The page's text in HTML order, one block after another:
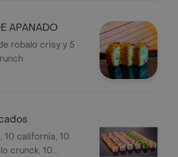
APANADO
robalo crisy y 5
10 california, 10
crunck, 10